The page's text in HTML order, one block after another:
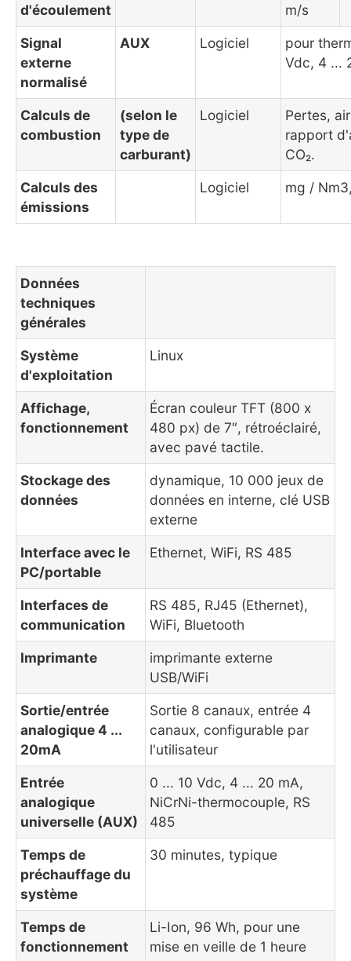
d'écoulement
m/s
Signal
externe
normalisé
AUX Logiciel
pour
Vdc, 4 ...
Calculs de
combustion
(selon le
type de
carburant)
Logiciel
Pertes,
rapport
CO₂.
Calculs des
émissions
Logiciel mg /
Données
techniques
générales
Système
d'exploitation
Linux
Affichage,
fonctionnement
Écran couleur TFT (800 x
480 px) de 7″, rétroéclairé,
avec pavé tactile.
Stockage des
données
dynamique, 10 000 jeux de
données en interne, clé USB
externe
Interface avec le
PC/portable
Ethernet, WiFi, RS 485
Interfaces de
communication
RS 485, RJ45 (Ethernet),
WiFi, Bluetooth
Imprimante
imprimante externe
USB/WiFi
Sortie/entrée
analogique 4 ...
20mA
Sortie 8 canaux, entrée 4
canaux, configurable par
l'utilisateur
Entrée
analogique
universelle (AUX)
0 ... 10 Vdc, 4 ... 20 mA,
NiCrNi-thermocouple, RS
485
Temps de
préchauffage du
système
30 minutes, typique
Temps de
fonctionnement
Li-Ion, 96 Wh, pour une
mise en veille de 1 heure